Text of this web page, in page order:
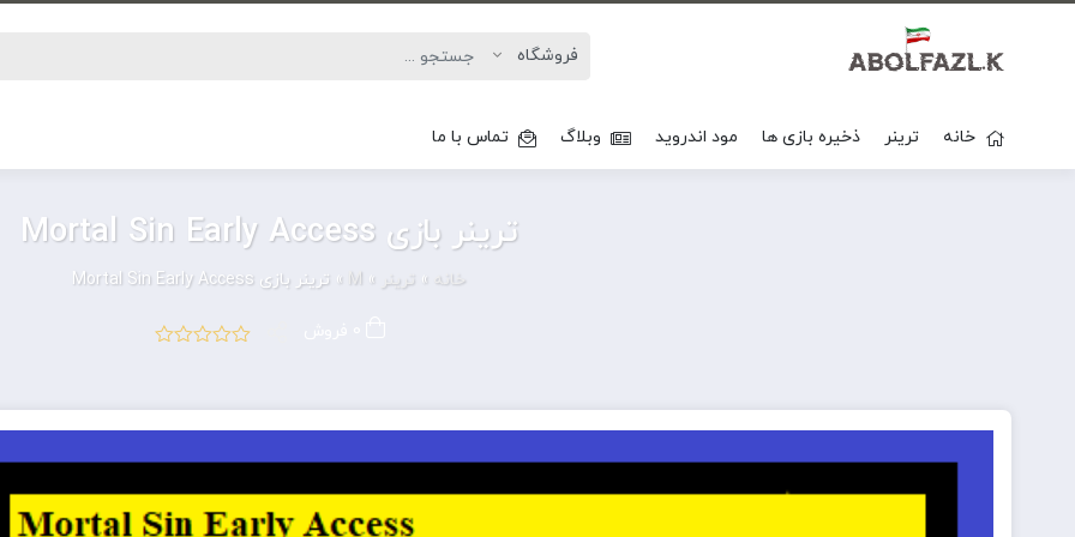
خانه ترینر ذخیره بازی ها مود اندروید وبلاگ تماس با ما
ترینر بازی Mortal Sin Early Access
خانه » ترینر »
M
» ترینر بازی Mortal Sin Early Access